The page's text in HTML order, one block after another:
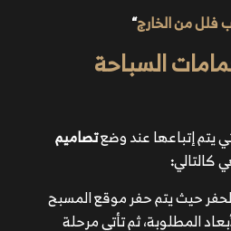
حيث يتم حفر موقع المسبح من
ثم تأتي مرحلة الخرسانة
الطبقة الأقوى من فوقها.
المائي لضمان عدم تسريب المياه
الأقوي، وبعدها يأتي دور وضع
من الحديد الصلب في داخل
شبكة من الحديد يتم تثبيتها
من الخارج“
السباحة
يتم إتباعها عند وضعتصاميم
كالتالي:
حيث يتم حفر موقع المسبح
المطلوبة، ثم تأتي مرحلة